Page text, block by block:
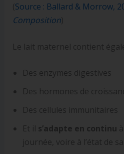
(Source : Ballard & Morrow,
Composition)
Le lait maternel contient
Des enzymes digestives
Des hormones de
Des cellules immunitaires
Et il s’adapte en continu
journée, voire à l’état de